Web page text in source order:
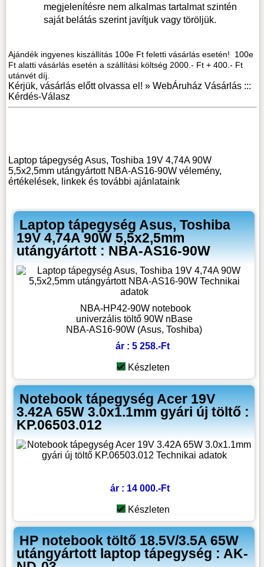
megjelenítésre nem alkalmas tartalmat szintén
saját belátás szerint javítjuk vagy töröljük.
Ajándék ingyenes kiszállítás 100e Ft feletti vásárlás esetén! 100e
Ft alatti vásárlás esetén a szállítási költség 2000.- Ft + 400.- Ft
utánvét díj.
Kérjük, vásárlás előtt olvassa el! »WebÁruház Vásárlás :::
Kérdés-Válasz
Laptop tápegység Asus, Toshiba 19V 4,74A 90W
5,5x2,5mm utángyártott NBA-AS16-90W vélemény,
értékelések, linkek és további ajánlataink
Laptop tápegység Asus, Toshiba
19V 4,74A 90W 5,5x2,5mm
utángyártott : NBA-AS16-90W
NBA-HP42-90W notebook
univerzális töltő 90W nBase
NBA-AS16-90W (Asus, Toshiba)
ár : 5 258.-Ft
Készleten
Notebook tápegység Acer 19V
3.42A 65W 3.0x1.1mm gyári új töltő :
KP.06503.012
ár : 14 000.-Ft
Készleten
HP notebook töltő 18.5V/3.5A 65W
utángyártott laptop tápegység : AK-